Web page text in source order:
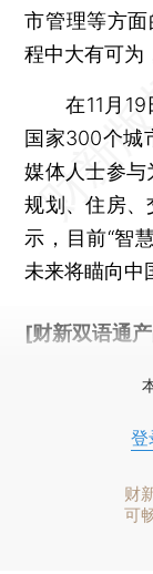
市管理等方面
程中大有可为
在11月19
国家300个城
媒体人士参
规划、住房
示，目前“智
未来将瞄向中
[财新双语通
登
财
可